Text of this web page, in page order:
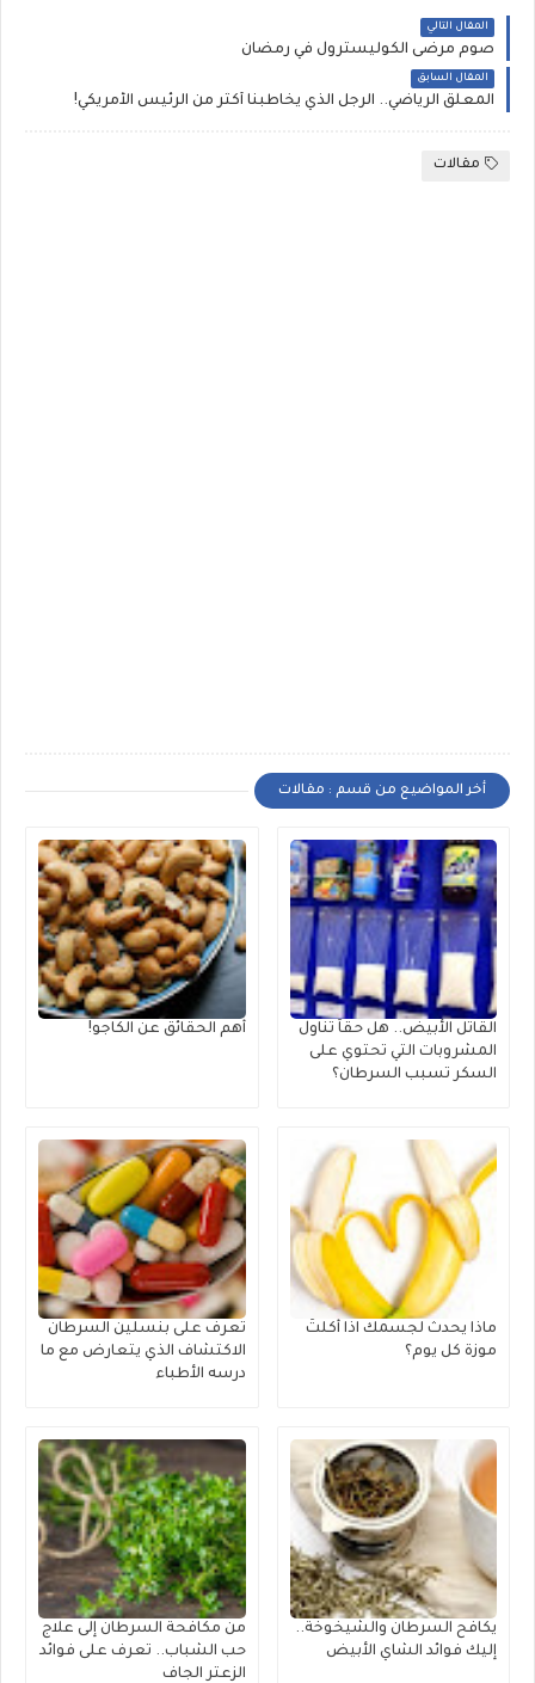
المقال التالي
صوم مرضى الكوليسترول في رمضان
المقال السابق
المعلّق الرياضي.. الرجل الذي يخاطبنا أكثر من الرئيس الأمريكي!
مقالات
أخر المواضيع من قسم : مقالات
القاتل الأبيض.. هل حقاً تناول
المشروبات التي تحتوي على
السكر تسبب السرطان؟
أهم الحقائق عن الكاجو!
ماذا يحدث لجسمك اذا أكلتَ
موزة كل يوم؟
تعرف على بنسلين السرطان
الاكتشاف الذي يتعارض مع ما
درسه الأطباء
يكافح السرطان والشيخوخة..
إليك فوائد الشاي الأبيض
من مكافحة السرطان إلى علاج
حب الشباب.. تعرف على فوائد
الزعتر الجاف